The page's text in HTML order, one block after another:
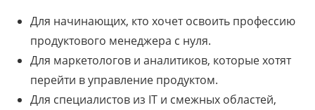
Для начинающих, кто хочет освоить профессию
продуктового менеджера с нуля.
Для маркетологов и аналитиков, которые хотят
перейти в управление продуктом.
Для специалистов из IT и смежных областей,